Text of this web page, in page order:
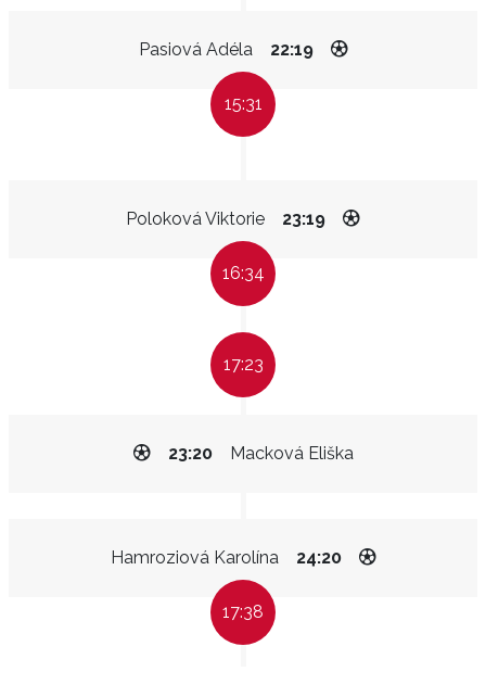
Pasiová Adéla 22:19
15:31
Poloková Viktorie 23:19
16:34
17:23
Macková Eliška
23:20
Hamroziová Karolína 24:20
17:38